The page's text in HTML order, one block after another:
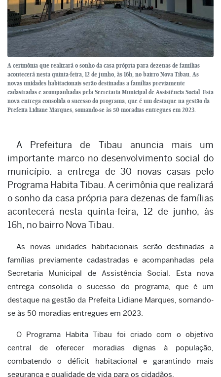
A cerimônia que realizará o sonho da casa própria para dezenas de famílias
acontecerá nesta quinta-feira, 12 de junho, às 16h, no bairro Nova Tibau. As
novas unidades habitacionais serão destinadas a famílias previamente
cadastradas e acompanhadas pela Secretaria Municipal de Assistência Social. Esta
nova entrega consolida o sucesso do programa, que é um destaque na gestão da
Prefeita Lidiane Marques, somando-se às 50 moradias entregues em 2023.
A Prefeitura de Tibau anuncia mais um
importante marco no desenvolvimento social do
município: a entrega de 30 novas casas pelo
Programa Habita Tibau. A cerimônia que realizará
o sonho da casa própria para dezenas de famílias
acontecerá nesta quinta-feira, 12 de junho, às
16h, no bairro Nova Tibau.
As novas unidades habitacionais serão destinadas a
famílias previamente cadastradas e acompanhadas pela
Secretaria Municipal de Assistência Social. Esta nova
entrega consolida o sucesso do programa, que é um
destaque na gestão da Prefeita Lidiane Marques, somando-
se às 50 moradias entregues em 2023.
O Programa Habita Tibau foi criado com o objetivo
central de oferecer moradias dignas à população,
combatendo o déficit habitacional e garantindo mais
segurança e qualidade de vida para os cidadãos.